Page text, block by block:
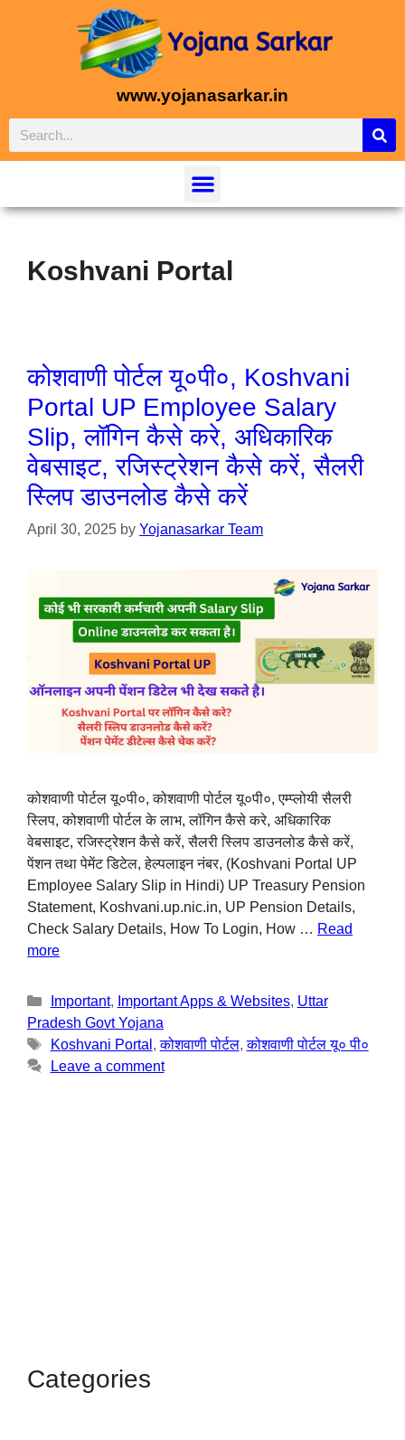
www.yojanasarkar.in
Koshvani Portal
कोशवाणी पोर्टल यू०पी०, Koshvani
Portal UP Employee Salary
Slip, लॉगिन कैसे करे, अधिकारिक
वेबसाइट, रजिस्ट्रेशन कैसे करें, सैलरी
स्लिप डाउनलोड कैसे करें
April 30, 2025 by Yojanasarkar Team
कोशवाणी पोर्टल यू०पी०, कोशवाणी पोर्टल यू०पी०, एम्प्लोयी सैलरी
स्लिप, कोशवाणी पोर्टल के लाभ, लॉगिन कैसे करे, अधिकारिक
वेबसाइट, रजिस्ट्रेशन कैसे करें, सैलरी स्लिप डाउनलोड कैसे करें,
पेंशन तथा पेमेंट डिटेल, हेल्पलाइन नंबर, (Koshvani Portal UP
Employee Salary Slip in Hindi) UP Treasury Pension
Statement, Koshvani.up.nic.in, UP Pension Details,
Check Salary Details, How To Login, How … Read
more
Important, Important Apps & Websites, Uttar
Pradesh Govt Yojana
Koshvani Portal ,कोशवाणी पोर्टल,कोशवाणी पोर्टल यू० पी०
Leave a comment
Categories